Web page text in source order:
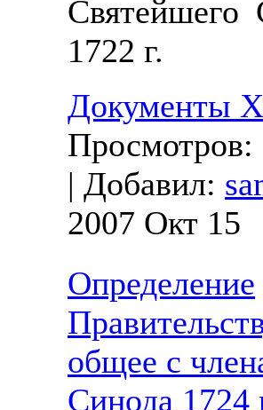
1722 г.
Документы
Просмотров:
| Добавил:
2007 Окт 15
Определение
общее с
Синода 1724